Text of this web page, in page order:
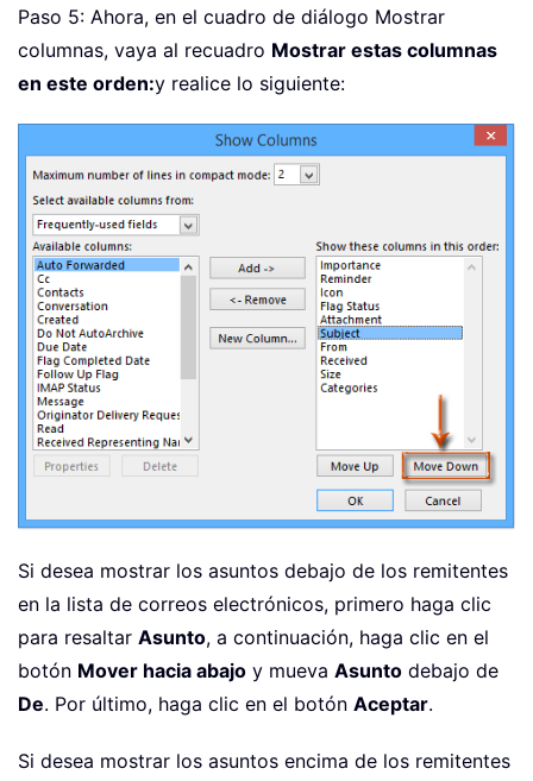
Paso 5: Ahora, en el cuadro de diálogo Mostrar
columnas, vaya al recuadro Mostrar estas columnas
en este orden:y realice lo siguiente:
Si desea mostrar los asuntos debajo de los remitentes
en la lista de correos electrónicos, primero haga clic
para resaltar Asunto, a continuación, haga clic en el
botón Mover hacia abajo y mueva Asunto debajo de
De. Por último, haga clic en el botón Aceptar.
Si desea mostrar los asuntos encima de los remitentes